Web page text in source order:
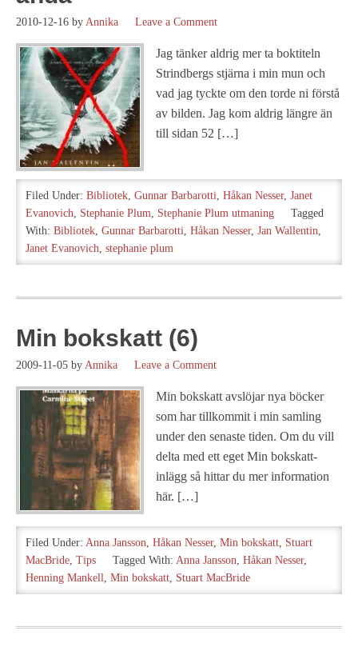
2010-12-16 by Annika Leave a Comment
Jag tänker aldrig mer ta boktiteln
Strindbergs stjärna i min mun och
vad jag tyckte om den torde ni förstå
av bilden. Jag kom aldrig längre än
till sidan 52 […]
Filed Under: Bibliotek, Gunnar Barbarotti, Håkan Nesser, Janet
Evanovich, Stephanie Plum, Stephanie Plum utmaning
Tagged
With: Bibliotek, Gunnar Barbarotti, Håkan Nesser, Jan Wallentin,
Janet Evanovich, stephanie plum
Min bokskatt (6)
2009-11-05 by Annika Leave a Comment
Min bokskatt avslöjar nya böcker
som har tillkommit i min samling
under den senaste tiden. Om du vill
delta med ett eget Min bokskatt-
inlägg så hittar du mer information
här. […]
Filed Under: Anna Jansson, Håkan Nesser, Min bokskatt, Stuart
MacBride, Tips Tagged With: Anna Jansson, Håkan Nesser,
Henning Mankell, Min bokskatt, Stuart MacBride